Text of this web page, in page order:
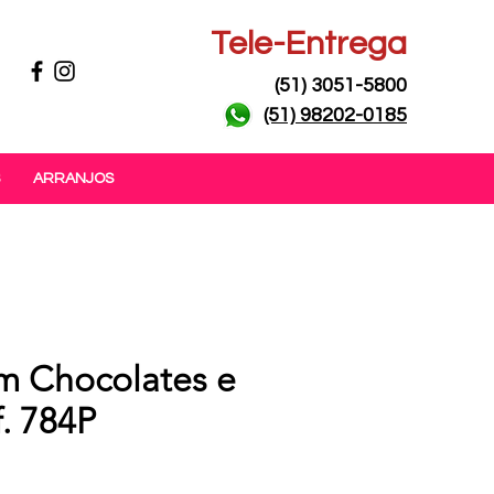
Tele-Entrega
(51) 3051-5800
(51) 98202-0185
ARRANJOS
Chocolates e
784P